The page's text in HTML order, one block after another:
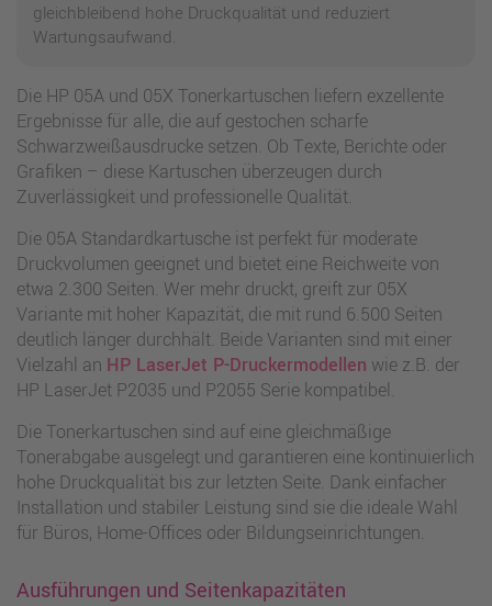
gleichbleibend hohe Druckqualität und reduziert
Wartungsaufwand.
Die HP 05A und 05X Tonerkartuschen liefern exzellente
Ergebnisse für alle, die auf gestochen scharfe
Schwarzweißausdrucke setzen. Ob Texte, Berichte oder
Grafiken – diese Kartuschen überzeugen durch
Zuverlässigkeit und professionelle Qualität.
Die 05A Standardkartusche ist perfekt für moderate
Druckvolumen geeignet und bietet eine Reichweite von
etwa 2.300 Seiten. Wer mehr druckt, greift zur 05X
Variante mit hoher Kapazität, die mit rund 6.500 Seiten
deutlich länger durchhält. Beide Varianten sind mit einer
Vielzahl an HP LaserJet P-Druckermodellen wie z.B. der
HP LaserJet P2035 und P2055 Serie kompatibel.
Die Tonerkartuschen sind auf eine gleichmäßige
Tonerabgabe ausgelegt und garantieren eine kontinuierlich
hohe Druckqualität bis zur letzten Seite. Dank einfacher
Installation und stabiler Leistung sind sie die ideale Wahl
für Büros, Home-Offices oder Bildungseinrichtungen.
Ausführungen und Seitenkapazitäten